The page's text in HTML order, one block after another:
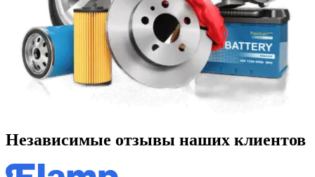
Независимые отзывы наших клиентов